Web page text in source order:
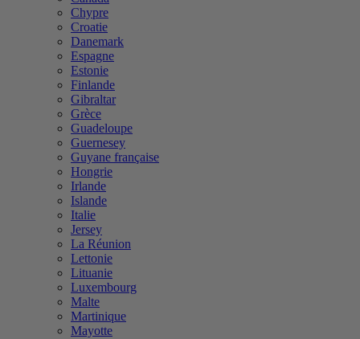
Chypre
Croatie
Danemark
Espagne
Estonie
Finlande
Gibraltar
Grèce
Guadeloupe
Guernesey
Guyane française
Hongrie
Irlande
Islande
Italie
Jersey
La Réunion
Lettonie
Lituanie
Luxembourg
Malte
Martinique
Mayotte